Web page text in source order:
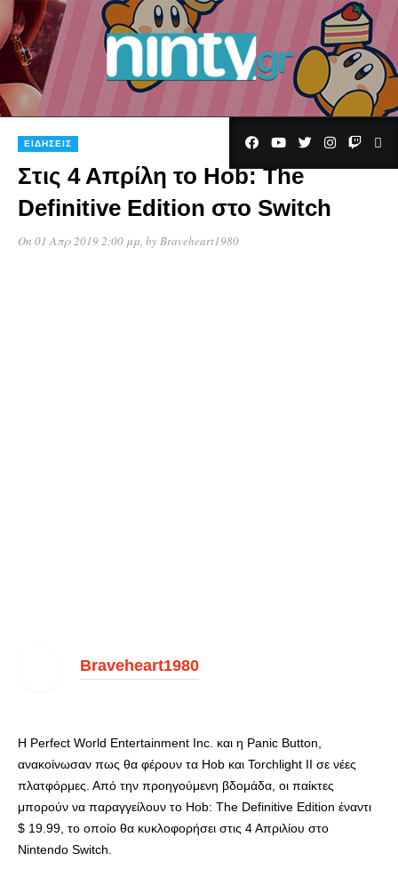
ΕΙΔΉΣΕΙΣ
Στις 4 Απρίλη το Hob: The
Definitive Edition στο Switch
On 01 Απρ 2019 2:00 μμ, byBraveheart1980
Braveheart1980
Η Perfect World Entertainment Inc. και η Panic Button,
ανακοίνωσαν πως θα φέρουν τα Hob και Torchlight II σε νέες
πλατφόρμες. Από την προηγούμενη βδομάδα, οι παίκτες
μπορούν να παραγγείλουν το Hob: The Definitive Edition έναντι
$ 19.99, το οποίο θα κυκλοφορήσει στις 4 Απριλίου στο
Nintendo Switch.